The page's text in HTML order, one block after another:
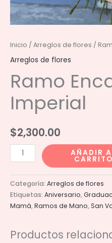
Inicio / Arreglos de flores /
Arreglos de flores
Ramo
Imperial
$2,300.00
Ramo
Encanto
Imperial
cantidad
AÑADIR
CARRITO
Categoría: Arreglos de flores
Etiquetas: Aniversario,
Mamá,Ramos de Mano,San
Productos